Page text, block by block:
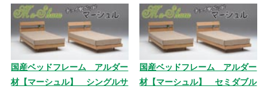
国産ベッドフレーム アルダー
材【マーシュル】 シングルサ
国産ベッドフレーム アルダー
材【マーシュル】 セミダブル